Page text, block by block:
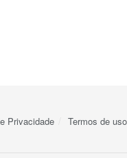
Privacidade Termos de uso